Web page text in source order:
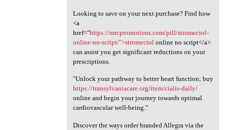
Looking to save on your next purchase? Find how
<a
href="https://mrcpromotions.com/pill/stromectol-
online-no-script/">stromectol online no script</a>
can assist you get significant reductions on your
prescriptions.
"Unlock your pathway to better heart function; buy
https://transylvaniacare.org/item/cialis-daily/
online and begin your journey towards optimal
cardiovascular well-being."
Discover the ways order branded Allegra via the